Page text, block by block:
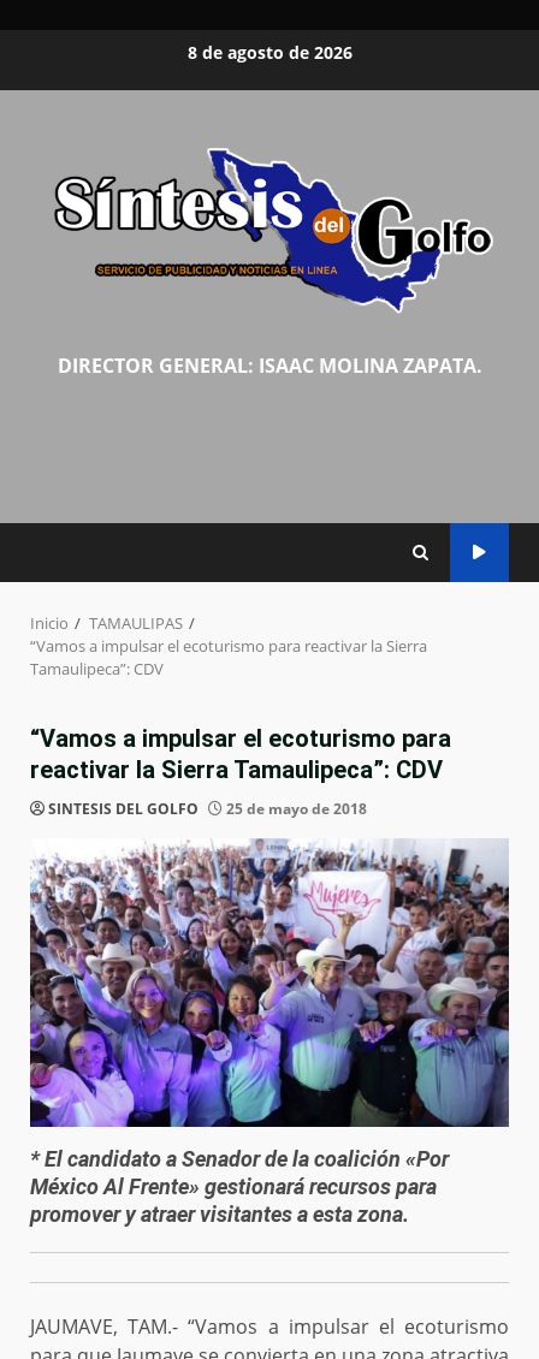
8 de agosto de 2026
DIRECTOR GENERAL: ISAAC MOLINA ZAPATA.
Inicio
TAMAULIPAS
“Vamos a impulsar el ecoturismo para reactivar la Sierra
Tamaulipeca”: CDV
“Vamos a impulsar el ecoturismo para
reactivar la Sierra Tamaulipeca”: CDV
SINTESIS DEL GOLFO 25 de mayo de 2018
* El candidato a Senador de la coalición «Por
México Al Frente» gestionará recursos para
promover y atraer visitantes a esta zona.
JAUMAVE, TAM.- “Vamos a impulsar el ecoturismo